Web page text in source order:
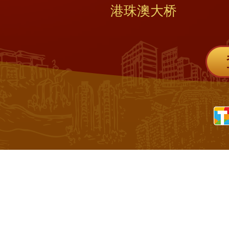
港珠澳大桥